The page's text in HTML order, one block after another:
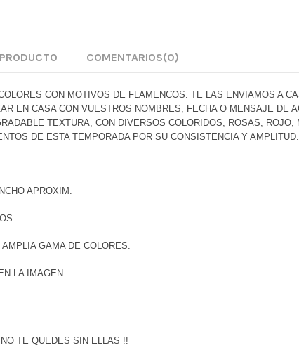
COMENTARIOS(0)
CON MOTIVOS DE FLAMENCOS. TE LAS ENVIAMOS A
EN CASA CON VUESTROS NOMBRES, FECHA O MENSAJE DE
TEXTURA, CON DIVERSOS COLORIDOS, ROSAS, ROJO,
DE ESTA TEMPORADA POR SU CONSISTENCIA Y AMPLITUD.
APROXIM.
GAMA DE COLORES.
LA IMAGEN
TE QUEDES SIN ELLAS !!